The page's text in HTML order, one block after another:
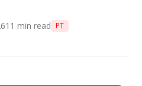
11 min read PT